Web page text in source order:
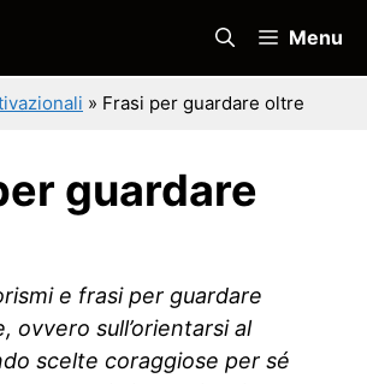
Menu
» Frasi per guardare oltre
guardare
e frasi per guardare
ovvero sull’orientarsi al
scelte coraggiose per sé